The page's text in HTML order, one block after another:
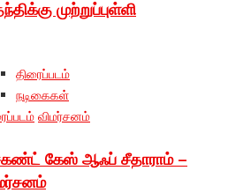
முற்றுப்புள்ளி
திரைப்படம்
நடிகைகள்
விமர்சனம்
கேஸ் ஆஃப் சீதாராம் –